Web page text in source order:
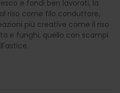
e fondi ben lavorati, la
riso come filo conduttore,
più creative come il riso
e funghi, quello con scampi